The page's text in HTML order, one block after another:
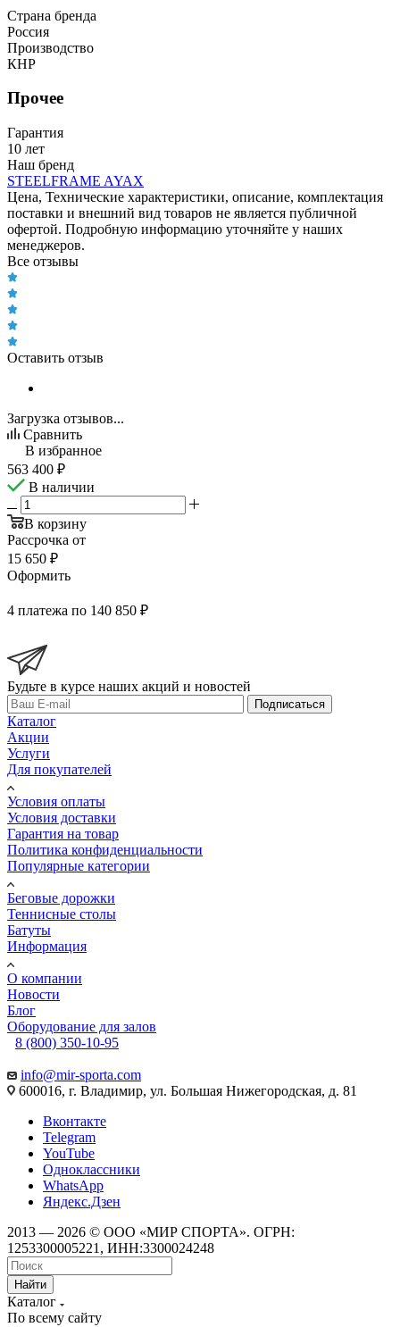
Страна бренда
Россия
Производство
КНР
Прочее
Гарантия
10 лет
Наш бренд
STEELFRAME AYAX
Цена, Технические характеристики, описание, комплектация
поставки и внешний вид товаров не является публичной
офертой. Подробную информацию уточняйте у наших
менеджеров.
Все отзывы
Оставить отзыв
Загрузка отзывов...
Сравнить
В избранное
563 400 ₽
В наличии
В корзину
Рассрочка от
15 650 ₽
Оформить
4 платежа по 140 850 ₽
Будьте в курсе наших акций и новостей
Подписаться
Каталог
Акции
Услуги
Для покупателей
Условия оплаты
Условия доставки
Гарантия на товар
Политика конфиденциальности
Популярные категории
Беговые дорожки
Теннисные столы
Батуты
Информация
О компании
Новости
Блог
Оборудование для залов
8 (800) 350-10-95
info@mir-sporta.com
600016, г. Владимир, ул. Большая Нижегородская, д. 81
Вконтакте
Telegram
YouTube
Одноклассники
WhatsApp
Яндекс.Дзен
2013 — 2026 © ООО «МИР СПОРТА». ОГРН:
1253300005221, ИНН:3300024248
Найти
Каталог
По всему сайту